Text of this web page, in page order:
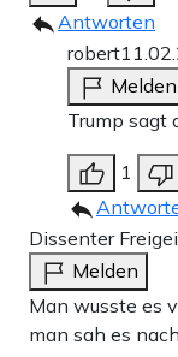
Antworten
robert
Melden
Trump sagt
1
Dissenter
Melden
Man wusste es
man sah es